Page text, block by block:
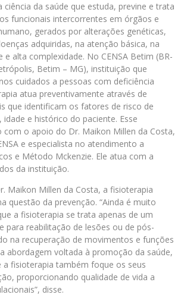
ciência da saúde que estuda, previne e trata
funcionais intercorrentes em órgãos e
gerados por alterações genéticas,
adquiridas, na atenção básica, na
e alta complexidade. No CENSA Betim (BR-
Betim – MG), instituição que
cuidados a pessoas com deficiência
atua preventivamente através de
que identificam os fatores de risco de
e histórico do paciente. Esse
com o apoio do Dr. Maikon Millen da Costa,
e especialista no atendimento a
e Método Mckenzie. Ele atua com a
da instituição.
Maikon Millen da Costa, a fisioterapia
questão da prevenção. “Ainda é muito
a fisioterapia se trata apenas de um
para reabilitação de lesões ou de pós-
na recuperação de movimentos e funções
abordagem voltada à promoção da saúde,
a fisioterapia também foque os seus
proporcionando qualidade de vida a
disse.